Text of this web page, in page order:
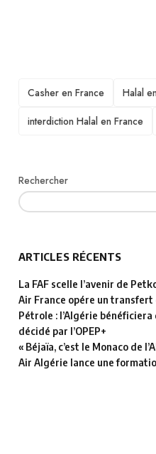
TAGS
Casher en France
Halal
interdiction Halal en France
Rechercher
ARTICLES RÉCENTS
La FAF scelle l’avenir de
Air France opére un transfert
Pétrole : l’Algérie bénéficiera
décidé par l’OPEP+
« Béjaïa, c’est le Monaco de
Air Algérie lance une